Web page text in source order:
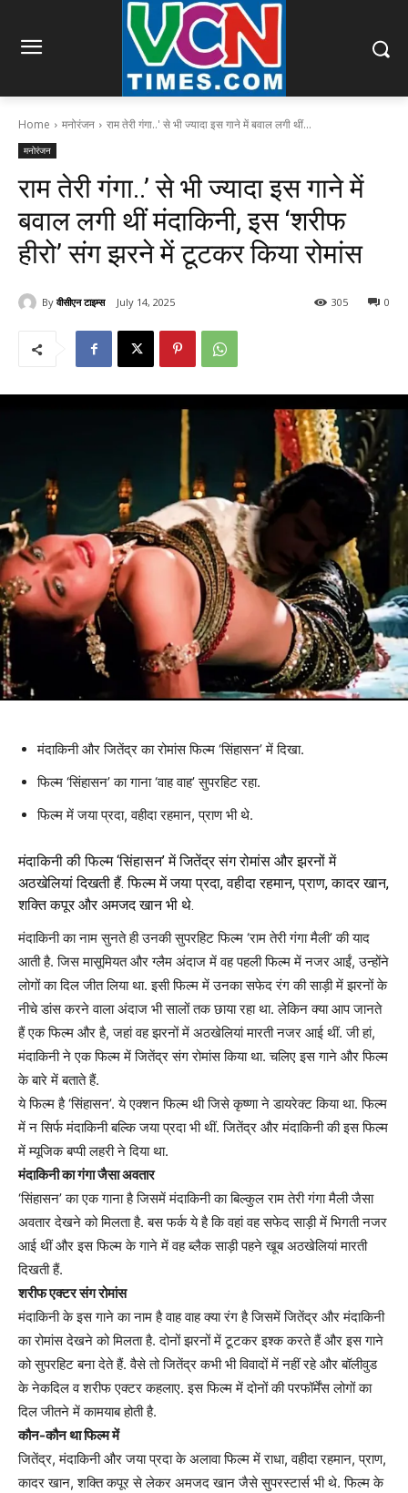
Home मनोरंजन राम तेरी गंगा..' से भी ज्यादा इस गाने में बवाल लगी थीं...
मनोरंजन
राम तेरी गंगा..’ से भी ज्यादा इस गाने में
बवाल लगी थीं मंदाकिनी, इस ‘शरीफ
हीरो’ संग झरने में टूटकर किया रोमांस
By वीसीएन टाइम्स July 14, 2025 0
305
मंदाकिनी और जितेंद्र का रोमांस फिल्म ‘सिंहासन’ में दिखा.
फिल्म ‘सिंहासन’ का गाना ‘वाह वाह’ सुपरहिट रहा.
फिल्म में जया प्रदा, वहीदा रहमान, प्राण भी थे.
मंदाकिनी की फिल्म ‘सिंहासन’ में जितेंद्र संग रोमांस और झरनों में
अठखेलियां दिखती हैं. फिल्म में जया प्रदा, वहीदा रहमान, प्राण, कादर खान,
शक्ति कपूर और अमजद खान भी थे.
मंदाकिनी का नाम सुनते ही उनकी सुपरहिट फिल्म ‘राम तेरी गंगा मैली’ की याद
आती है. जिस मासूमियत और ग्लैम अंदाज में वह पहली फिल्म में नजर आईं, उन्होंने
लोगों का दिल जीत लिया था. इसी फिल्म में उनका सफेद रंग की साड़ी में झरनों के
नीचे डांस करने वाला अंदाज भी सालों तक छाया रहा था. लेकिन क्या आप जानते
हैं एक फिल्म और है, जहां वह झरनों में अठखेलियां मारती नजर आई थीं. जी हां,
मंदाकिनी ने एक फिल्म में जितेंद्र संग रोमांस किया था. चलिए इस गाने और फिल्म
के बारे में बताते हैं.
ये फिल्म है ‘सिंहासन’. ये एक्शन फिल्म थी जिसे कृष्णा ने डायरेक्ट किया था. फिल्म
में न सिर्फ मंदाकिनी बल्कि जया प्रदा भी थीं. जितेंद्र और मंदाकिनी की इस फिल्म
में म्यूजिक बप्पी लहरी ने दिया था.
मंदाकिनी का गंगा जैसा अवतार
‘सिंहासन’ का एक गाना है जिसमें मंदाकिनी का बिल्कुल राम तेरी गंगा मैली जैसा
अवतार देखने को मिलता है. बस फर्क ये है कि वहां वह सफेद साड़ी में भिगती नजर
आई थीं और इस फिल्म के गाने में वह ब्लैक साड़ी पहने खूब अठखेलियां मारती
दिखती हैं.
शरीफ एक्टर संग रोमांस
मंदाकिनी के इस गाने का नाम है वाह वाह क्या रंग है जिसमें जितेंद्र और मंदाकिनी
का रोमांस देखने को मिलता है. दोनों झरनों में टूटकर इश्क करते हैं और इस गाने
को सुपरहिट बना देते हैं. वैसे तो जितेंद्र कभी भी विवादों में नहीं रहे और बॉलीवुड
के नेकदिल व शरीफ एक्टर कहलाए. इस फिल्म में दोनों की परफॉर्मेंस लोगों का
दिल जीतने में कामयाब होती है.
कौन-कौन था फिल्म में
जितेंद्र, मंदाकिनी और जया प्रदा के अलावा फिल्म में राधा, वहीदा रहमान, प्राण,
कादर खान, शक्ति कपूर से लेकर अमजद खान जैसे सुपरस्टार्स भी थे. फिल्म के